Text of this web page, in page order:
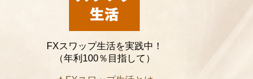
FXスワップ生活を実践中！
（年利100％目指して）